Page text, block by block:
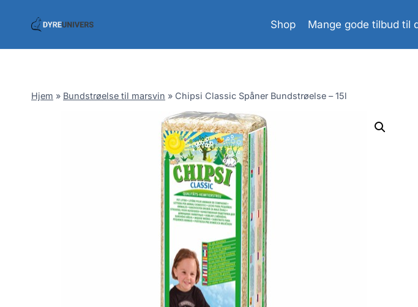
Shop Mange gode tilbud til
Hjem » Bundstrøelse til marsvin » Chipsi Classic Spåner Bundstrøelse – 15l